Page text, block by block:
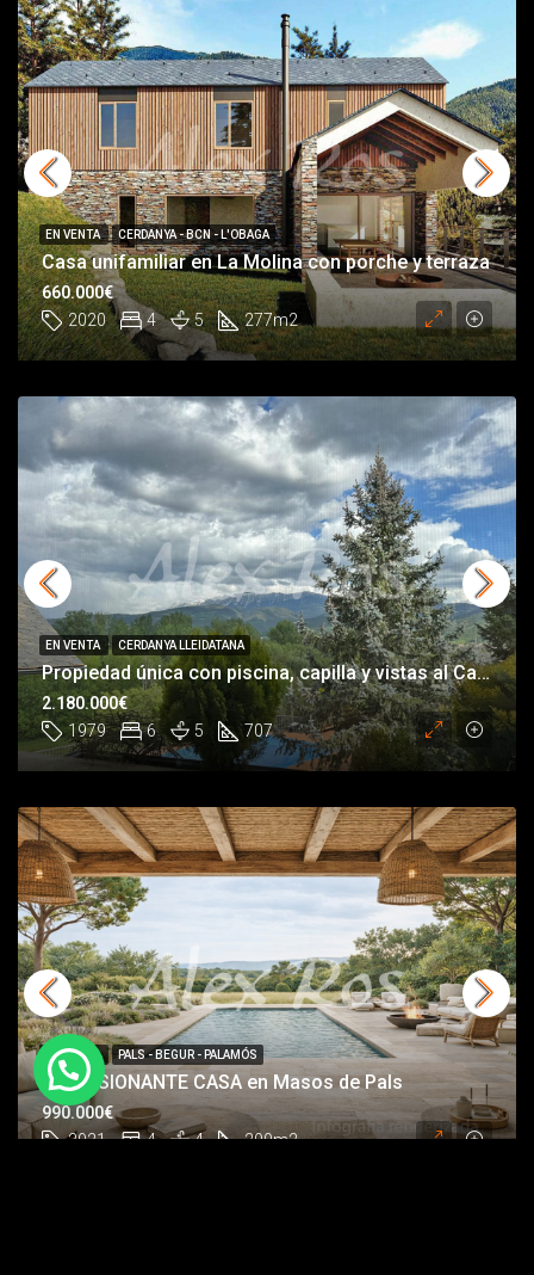
Casa unifamiliar en La Molina con porche y terraza
2020 4 5 277m2
660.000€
EN VENTA CERDANYA - BCN - L'OBAGA
Propiedad única con piscina, capilla y vistas al Cadí – La Seu d’Urgell
1979 6 5 707
2.180.000€
EN VENTA CERDANYA LLEIDATANA
IMPRESIONANTE CASA en Masos de Pals
2021 4 4 200m2
990.000€
EN VENTA PALS - BEGUR - PALAMÓS